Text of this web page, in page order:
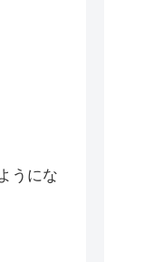
うにな